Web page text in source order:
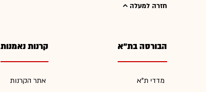
חזרה למעלה
הבורסה בת"א
מדדי ת"א
קרנות נאמנות
אתר הקרנות